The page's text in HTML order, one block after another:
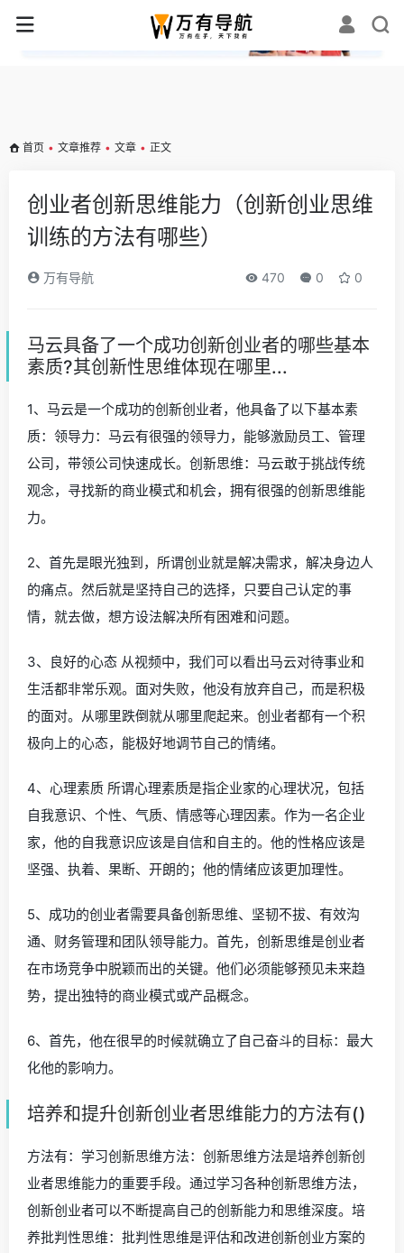
✕
首页 • 文章推荐 • 文章 • 正文
创业者创新思维能力（创新创业思维
训练的方法有哪些）
万有导航 470 0 0
马云具备了一个成功创新创业者的哪些基本
素质?其创新性思维体现在哪里...
1、马云是一个成功的创新创业者，他具备了以下基本素
质：领导力：马云有很强的领导力，能够激励员工、管理
公司，带领公司快速成长。创新思维：马云敢于挑战传统
观念，寻找新的商业模式和机会，拥有很强的创新思维能
力。
2、首先是眼光独到，所谓创业就是解决需求，解决身边人
的痛点。然后就是坚持自己的选择，只要自己认定的事
情，就去做，想方设法解决所有困难和问题。
3、良好的心态 从视频中，我们可以看出马云对待事业和
生活都非常乐观。面对失败，他没有放弃自己，而是积极
的面对。从哪里跌倒就从哪里爬起来。创业者都有一个积
极向上的心态，能极好地调节自己的情绪。
4、心理素质 所谓心理素质是指企业家的心理状况，包括
自我意识、个性、气质、情感等心理因素。作为一名企业
家，他的自我意识应该是自信和自主的。他的性格应该是
坚强、执着、果断、开朗的；他的情绪应该更加理性。
5、成功的创业者需要具备创新思维、坚韧不拔、有效沟
通、财务管理和团队领导能力。首先，创新思维是创业者
在市场竞争中脱颖而出的关键。他们必须能够预见未来趋
势，提出独特的商业模式或产品概念。
6、首先，他在很早的时候就确立了自己奋斗的目标：最大
化他的影响力。
培养和提升创新创业者思维能力的方法有()
方法有：学习创新思维方法：创新思维方法是培养创新创
业者思维能力的重要手段。通过学习各种创新思维方法，
创新创业者可以不断提高自己的创新能力和思维深度。培
养批判性思维：批判性思维是评估和改进创新创业方案的